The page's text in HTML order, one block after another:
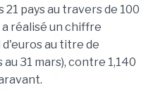
pays au travers de 100
réalisé un chiffre
d'euros au titre de
31 mars), contre 1,140